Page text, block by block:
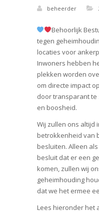
beheerder
Behoorlijk
tegen
locaties voor
Inwoners hebben
plekken worden
om directe impact
door transparant te
en boosheid.
Wij zullen ons altijd
betrokkenheid van
besluiten. Alleen
besluit dat er een
komen, zullen wij
geheimhouding
dat we het ermee
Lees hieronder het